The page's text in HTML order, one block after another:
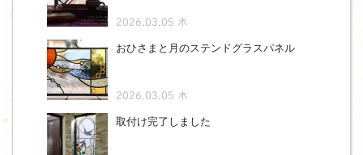
2026.03.05 木
おひさまと月のステンドグラスパネル
2026.03.05 木
取付け完了しました